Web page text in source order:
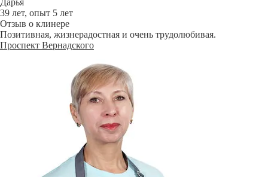
Дарья
39 лет, опыт 5 лет
Отзыв о клинере
Позитивная, жизнерадостная и очень трудолюбивая.
Проспект Вернадского